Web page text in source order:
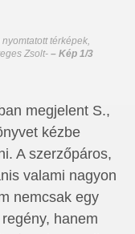
térképek,
Zsolt-– Kép 1/3
megjelent S.,
kézbe
A szerzőpáros,
valami nagyon
nemcsak egy
hanem